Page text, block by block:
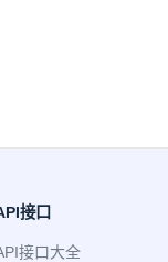
接口
接口大全